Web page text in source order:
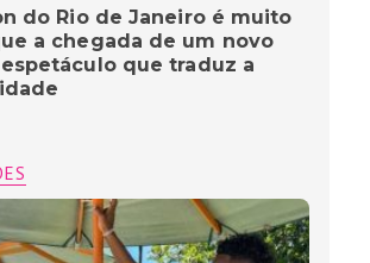
do Rio de Janeiro é muito
a chegada de um novo
que traduz a